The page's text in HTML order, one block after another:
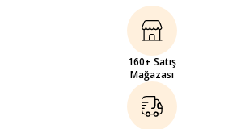
160+ Satış
Mağazası